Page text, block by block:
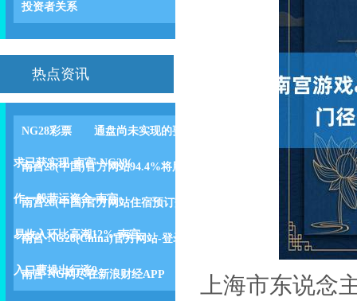
投资者关系
热点资讯
NG28彩票 通盘尚未实现的要
求已获实现-南宫·NG28(
南宫28(中国)官方网站94.4%将用
作一般营运资金-南宫·
南宫28(中国)官方网站住宿预订交
易收入环比高潮12%-南宫
南宫·NG28(China)官方网站-登录
入口曹操出行涨9.
南宫·NG网尽在新浪财经APP
上海市东说念